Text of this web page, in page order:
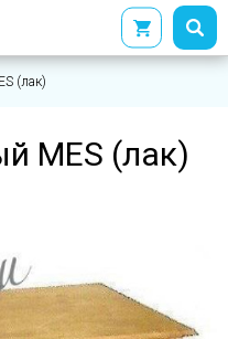
(лак)
MES (лак)